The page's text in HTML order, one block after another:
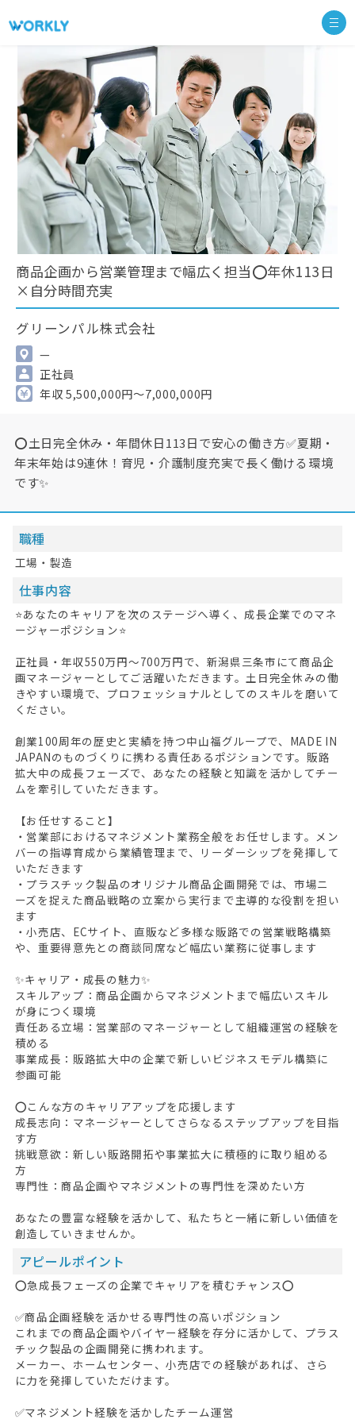
商品企画から営業管理まで幅広く担当⭕年休113日
×自分時間充実
グリーンパル株式会社
—
正社員
年収 5,500,000円～7,000,000円
⭕土日完全休み・年間休日113日で安心の働き方✅夏期・
年末年始は9連休！育児・介護制度充実で長く働ける環境
です✨
職種
工場・製造
仕事内容
⭐あなたのキャリアを次のステージへ導く、成長企業でのマネ
ージャーポジション⭐
正社員・年収550万円〜700万円で、新潟県三条市にて商品企
画マネージャーとしてご活躍いただきます。土日完全休みの働
きやすい環境で、プロフェッショナルとしてのスキルを磨いて
ください。
創業100周年の歴史と実績を持つ中山福グループで、MADE IN
JAPANのものづくりに携わる責任あるポジションです。販路
拡大中の成長フェーズで、あなたの経験と知識を活かしてチー
ムを牽引していただきます。
【お任せすること】
・営業部におけるマネジメント業務全般をお任せします。メン
バーの指導育成から業績管理まで、リーダーシップを発揮して
いただきます
・プラスチック製品のオリジナル商品企画開発では、市場ニ
ーズを捉えた商品戦略の立案から実行まで主導的な役割を担い
ます
・小売店、ECサイト、直販など多様な販路での営業戦略構築
や、重要得意先との商談同席など幅広い業務に従事します
✨キャリア・成長の魅力✨
スキルアップ：商品企画からマネジメントまで幅広いスキル
が身につく環境
責任ある立場：営業部のマネージャーとして組織運営の経験を
積める
事業成長：販路拡大中の企業で新しいビジネスモデル構築に
参画可能
⭕こんな方のキャリアアップを応援します
成長志向：マネージャーとしてさらなるステップアップを目指
す方
挑戦意欲：新しい販路開拓や事業拡大に積極的に取り組める
方
専門性：商品企画やマネジメントの専門性を深めたい方
あなたの豊富な経験を活かして、私たちと一緒に新しい価値を
創造していきませんか。
アピールポイント
⭕急成長フェーズの企業でキャリアを積むチャンス⭕
✅商品企画経験を活かせる専門性の高いポジション
これまでの商品企画やバイヤー経験を存分に活かして、プラス
チック製品の企画開発に携われます。
メーカー、ホームセンター、小売店での経験があれば、さら
に力を発揮していただけます。
✅マネジメント経験を活かしたチーム運営